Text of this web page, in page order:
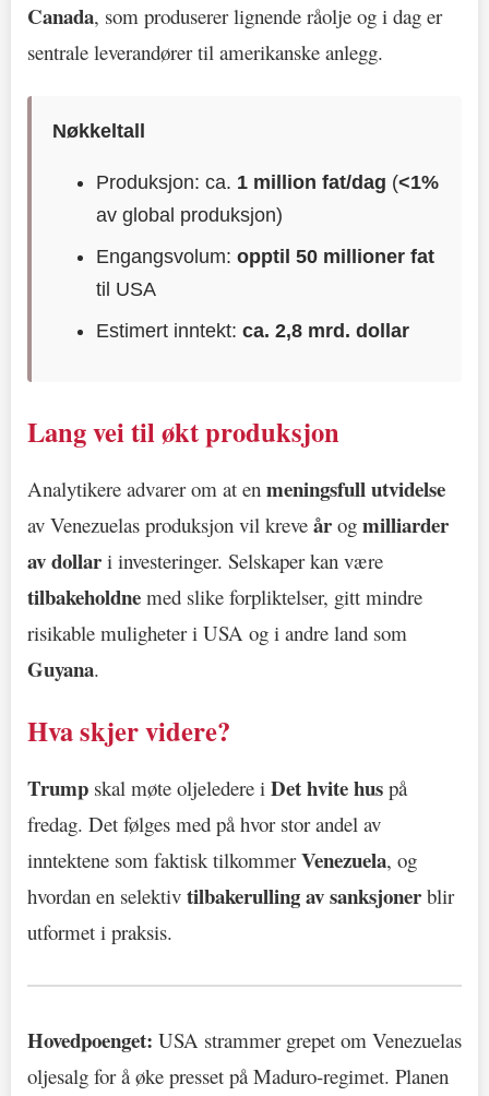
Canada, som produserer lignende råolje og i dag er
sentrale leverandører til amerikanske anlegg.
Nøkkeltall
Produksjon: ca. 1 million fat/dag (<1%
av global produksjon)
Engangsvolum:opptil 50 millioner fat
til USA
Estimert inntekt:ca. 2,8 mrd. dollar
Lang vei til økt produksjon
Analytikere advarer om at en meningsfull utvidelse
av Venezuelas produksjon vil kreve år og milliarder
av dollar i investeringer. Selskaper kan være
tilbakeholdne med slike forpliktelser, gitt mindre
risikable muligheter i USA og i andre land som
Guyana.
Hva skjer videre?
Trump skal møte oljeledere i Det hvite hus på
fredag. Det følges med på hvor stor andel av
inntektene som faktisk tilkommerVenezuela, og
hvordan en selektiv tilbakerulling av sanksjoner blir
utformet i praksis.
Hovedpoenget: USA strammer grepet om Venezuelas
oljesalg for å øke presset på Maduro-regimet. Planen